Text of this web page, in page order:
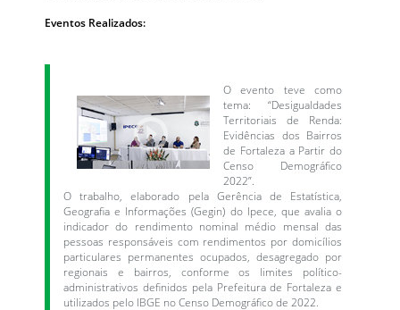
Eventos Realizados:
O evento teve como
tema: “Desigualdades
Territoriais de Renda:
Evidências dos Bairros
de Fortaleza a Partir do
Censo Demográfico
2022”.
O trabalho, elaborado pela Gerência de Estatística,
Geografia e Informações (Gegin) do Ipece, que avalia o
indicador do rendimento nominal médio mensal das
pessoas responsáveis com rendimentos por domicílios
particulares permanentes ocupados, desagregado por
regionais e bairros, conforme os limites político-
administrativos definidos pela Prefeitura de Fortaleza e
utilizados pelo IBGE no Censo Demográfico de 2022.